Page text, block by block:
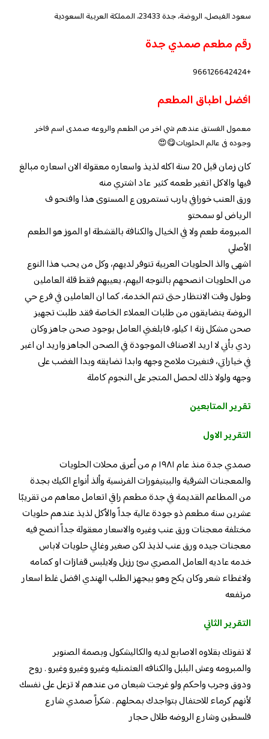
سعود الفيصل، الروضة، جدة 23433، المملكة العربية السعودية
رقم مطعم صمدي جدة
+966126642424
افضل اطباق المطعم
معمول الفستق عندهم شي اخر من الطعم والروعه صمدى اسم فاخر
وجوده فى عالم الحلويات😋😍
كان زمان قبل 20 سنة اكله لذيذ واسعاره معقولة الان اسعاره مبالغ
فيها والاكل اتغير طعمه كثير عاد اشتري منه
ورق العنب خورافي يارب تستمرون ع المستوى هذا وافتحو ف
الرياض لو سمحتو
المبرومة طعم ولا في الخيال والكنافة بالقشطة او الموز هو الطعم
الأصلي
اشهى والذ الحلويات العربية تتوفر لديهم، وكل من يحب هذا النوع
من الحلويات انصحهم بالتوجه اليهم، يعيبهم فقط قلة العاملين
وطول وقت الانتظار حتى تتم الخدمة، كما ان العاملين في فرع حي
الروضة يتضايقون من طلبات العملاء الخاصة فقد طلبت تجهيز
صحن مشكل زنة ١ كيلو، فابلغني العامل بوجود صحن جاهز وكان
ردي بأني لا اريد الاصناف الموجودة في الصحن الجاهز واريد ان اغير
في خياراتي، فتغيرت ملامح وجهه وابدا تضايقه وبدا الغضب على
وجهه ولولا ذلك لحصل المتجر على النجوم كاملة
تقرير المتابعين
التقرير الاول
صمدي جدة منذ عام ١٩٨١ م من أعرق محلات الحلويات
والمعجنات الشرقية والبيتيفورات الفرنسية وألذ أنواع الكيك بجدة
من المطاعم القديمة في جدة مطعم راقي اتعامل معاهم من تقريبًا
عشرين سنة مطعم ذو جودة عالية جداً والأكل لذيذ عندهم حلويات
مختلفة معجنات ورق عنب وغيره والاسعار معقولة جداً انصح فيه
معجنات جيده ورق عنب لذيذ لكن صغير وغالي حلويات لاباس
خدمه عاديه العامل المصري سئ رزيل ولايلبس قفازات او كمامه
ولاغطاء شعر وكان يكح وهو بيجهز الطلب الهندي افضل غلط اسعار
مرتفعه
التقرير الثاني
لا تفوتك بقلاوه الاصابع لديه والكاليشكول وبصمة الصنوبر
والمبرومه وعش البلبل والكنافه العثمنليه وغيرو وغيرو وغيرو . روح
ودوق وجرب واحكم ولو غرجت شبعان من عندهم لا تزعل على نفسك
لأنهم كرماء للاحتفال بتواجدك بمحلهم . شكراً صمدي شارع
فلسطين وشارع الروضه طلال حجار